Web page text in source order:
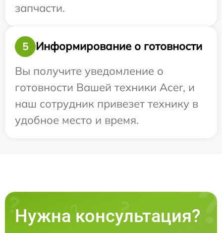
запчасти.
5
Информирование о готовности
Вы получите уведомление о
готовности Вашей техники Acer, и
наш сотрудник привезет технику в
удобное место и время.
Нужна консультация?